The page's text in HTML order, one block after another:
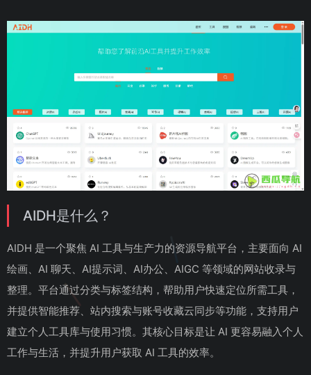
AIDH是什么？
AIDH 是一个聚焦 AI 工具与生产力的资源导航平台，主要面向 AI
绘画、AI 聊天、AI提示词、AI办公、AIGC 等领域的网站收录与
整理。平台通过分类与标签结构，帮助用户快速定位所需工具，
并提供智能推荐、站内搜索与账号收藏云同步等功能，支持用户
建立个人工具库与使用习惯。其核心目标是让 AI 更容易融入个人
工作与生活，并提升用户获取 AI 工具的效率。